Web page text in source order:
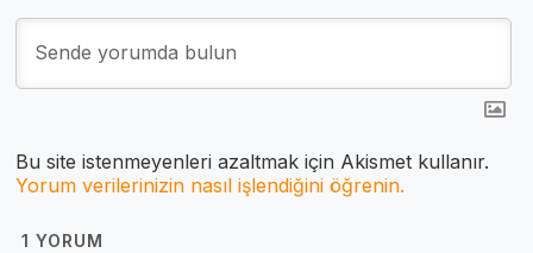
Bu site istenmeyenleri azaltmak için Akismet kullanır.
Yorum verilerinizin nasıl işlendiğini öğrenin.
1 YORUM